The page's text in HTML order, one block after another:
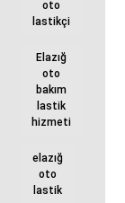
oto
lastikçi
Elazığ
oto
bakım
lastik
hizmeti
elazığ
oto
lastik